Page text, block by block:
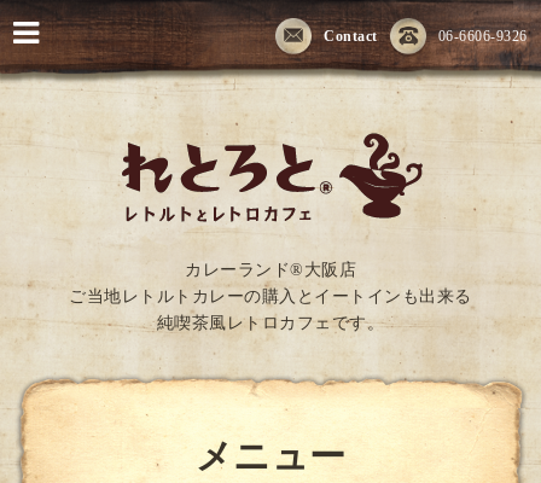
06-6606-9326
Contact
カレーランド®大阪店
ご当地レトルトカレーの購入とイートインも出来る
純喫茶風レトロカフェです。
メニュー